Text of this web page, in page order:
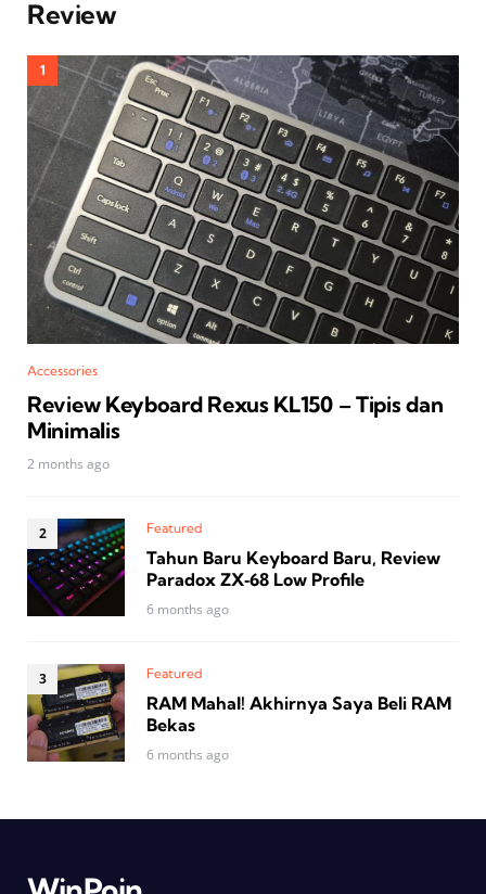
Review
Accessories
Review Keyboard Rexus KL150 – Tipis dan
Minimalis
2 months ago
Featured
Tahun Baru Keyboard Baru, Review
Paradox ZX‑68 Low Profile
6 months ago
Featured
RAM Mahal! Akhirnya Saya Beli RAM
Bekas
6 months ago